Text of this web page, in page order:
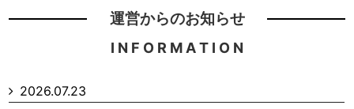
運営からのお知らせ
I N F O R M A T I O N
2026.07.23